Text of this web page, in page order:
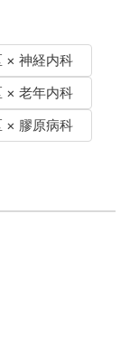
× 神経内科
× 老年内科
× 膠原病科